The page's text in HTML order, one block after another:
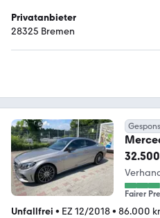
Privatanbieter
28325 Bremen
Coupe
Fairer
Unfallfrei • EZ 12/2018• 86.000